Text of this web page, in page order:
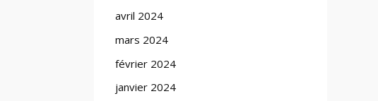
avril 2024
mars 2024
février 2024
janvier 2024